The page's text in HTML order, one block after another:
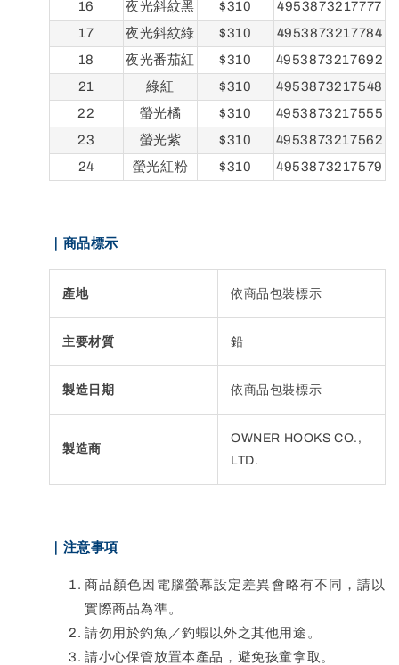
16
夜光斜紋黑 $310
4953873217777
17
夜光斜紋綠 $310
4953873217784
18
夜光番茄紅 $310
4953873217692
21
綠紅 $310
4953873217548
22
螢光橘 $310
4953873217555
23
螢光紫 $310
4953873217562
24
螢光紅粉 $310 4953873217579
｜商品標示
產地 依商品包裝標示
主要材質 鉛
製造日期 依商品包裝標示
製造商
OWNER HOOKS CO.,
LTD.
｜注意事項
商品顏色因電腦螢幕設定差異會略有不同，請以
實際商品為準。
請勿用於釣魚／釣蝦以外之其他用途。
請小心保管放置本產品，避免孩童拿取。